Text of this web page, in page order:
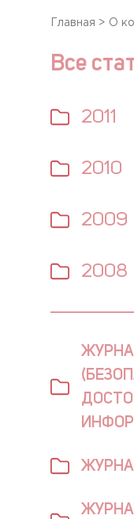
Главная > О
Все
2011
2010
2009
2008